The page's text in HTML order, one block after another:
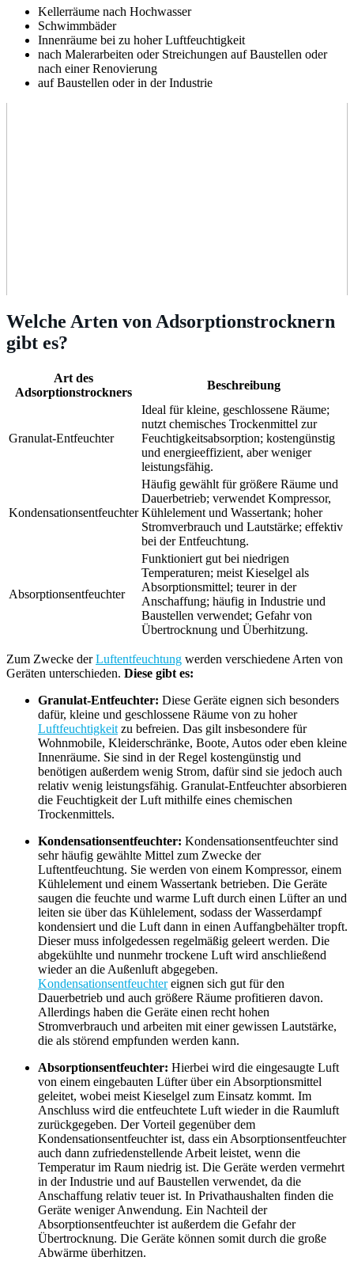
Kellerräume nach Hochwasser
Schwimmbäder
Innenräume bei zu hoher Luftfeuchtigkeit
nach Malerarbeiten oder Streichungen auf Baustellen oder
nach einer Renovierung
auf Baustellen oder in der Industrie
Welche Arten von Adsorptionstrocknern
gibt es?
Art des
Adsorptionstrockners
Beschreibung
Granulat-Entfeuchter
Ideal für kleine, geschlossene Räume;
nutzt chemisches Trockenmittel zur
Feuchtigkeitsabsorption; kostengünstig
und energieeffizient, aber weniger
leistungsfähig.
Kondensationsentfeuchter
Häufig gewählt für größere Räume und
Dauerbetrieb; verwendet Kompressor,
Kühlelement und Wassertank; hoher
Stromverbrauch und Lautstärke; effektiv
bei der Entfeuchtung.
Absorptionsentfeuchter
Funktioniert gut bei niedrigen
Temperaturen; meist Kieselgel als
Absorptionsmittel; teurer in der
Anschaffung; häufig in Industrie und
Baustellen verwendet; Gefahr von
Übertrocknung und Überhitzung.
Zum Zwecke derLuftentfeuchtung werden verschiedene Arten von
Geräten unterschieden. Diese gibt es:
Granulat-Entfeuchter: Diese Geräte eignen sich besonders
dafür, kleine und geschlossene Räume von zu hoher
Luftfeuchtigkeitzu befreien. Das gilt insbesondere für
Wohnmobile, Kleiderschränke, Boote, Autos oder eben kleine
Innenräume. Sie sind in der Regel kostengünstig und
benötigen außerdem wenig Strom, dafür sind sie jedoch auch
relativ wenig leistungsfähig. Granulat-Entfeuchter absorbieren
die Feuchtigkeit der Luft mithilfe eines chemischen
Trockenmittels.
Kondensationsentfeuchter: Kondensationsentfeuchter sind
sehr häufig gewählte Mittel zum Zwecke der
Luftentfeuchtung. Sie werden von einem Kompressor, einem
Kühlelement und einem Wassertank betrieben. Die Geräte
saugen die feuchte und warme Luft durch einen Lüfter an und
leiten sie über das Kühlelement, sodass der Wasserdampf
kondensiert und die Luft dann in einen Auffangbehälter tropft.
Dieser muss infolgedessen regelmäßig geleert werden. Die
abgekühlte und nunmehr trockene Luft wird anschließend
wieder an die Außenluft abgegeben.
Kondensationsentfeuchtereignen sich gut für den
Dauerbetrieb und auch größere Räume profitieren davon.
Allerdings haben die Geräte einen recht hohen
Stromverbrauch und arbeiten mit einer gewissen Lautstärke,
die als störend empfunden werden kann.
Absorptionsentfeuchter: Hierbei wird die eingesaugte Luft
von einem eingebauten Lüfter über ein Absorptionsmittel
geleitet, wobei meist Kieselgel zum Einsatz kommt. Im
Anschluss wird die entfeuchtete Luft wieder in die Raumluft
zurückgegeben. Der Vorteil gegenüber dem
Kondensationsentfeuchter ist, dass ein Absorptionsentfeuchter
auch dann zufriedenstellende Arbeit leistet, wenn die
Temperatur im Raum niedrig ist. Die Geräte werden vermehrt
in der Industrie und auf Baustellen verwendet, da die
Anschaffung relativ teuer ist. In Privathaushalten finden die
Geräte weniger Anwendung. Ein Nachteil der
Absorptionsentfeuchter ist außerdem die Gefahr der
Übertrocknung. Die Geräte können somit durch die große
Abwärme überhitzen.